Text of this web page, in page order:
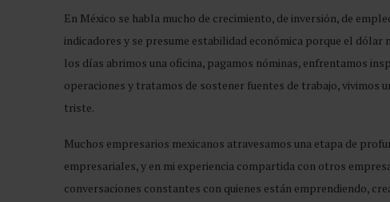
En México se habla mucho de crecimiento, de inversión, de
indicadores y se presume estabilidad económica porque el dólar
los días abrimos una oficina, pagamos nóminas, enfrentamos
operaciones y tratamos de sostener fuentes de trabajo, vivimos
triste.
Muchos empresarios mexicanos atravesamos una etapa de
empresariales, y en mi experiencia compartida con otros
conversaciones constantes con quienes están emprendiendo,